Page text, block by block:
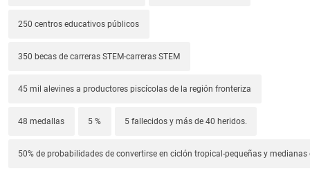
250 centros educativos públicos
350 becas de carreras STEM-carreras STEM
45 mil alevines a productores piscícolas de la región fronteriza
48 medallas 5 % 5 fallecidos y más de 40 heridos.
50% de probabilidades de convertirse en ciclón tropical-pequeñas y